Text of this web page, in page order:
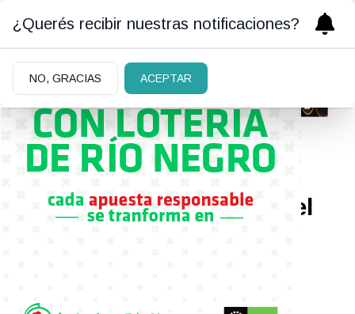
El zorro europeo libre en el
¿Querés recibir nuestras notificaciones?
NO, GRACIAS ACEPTAR